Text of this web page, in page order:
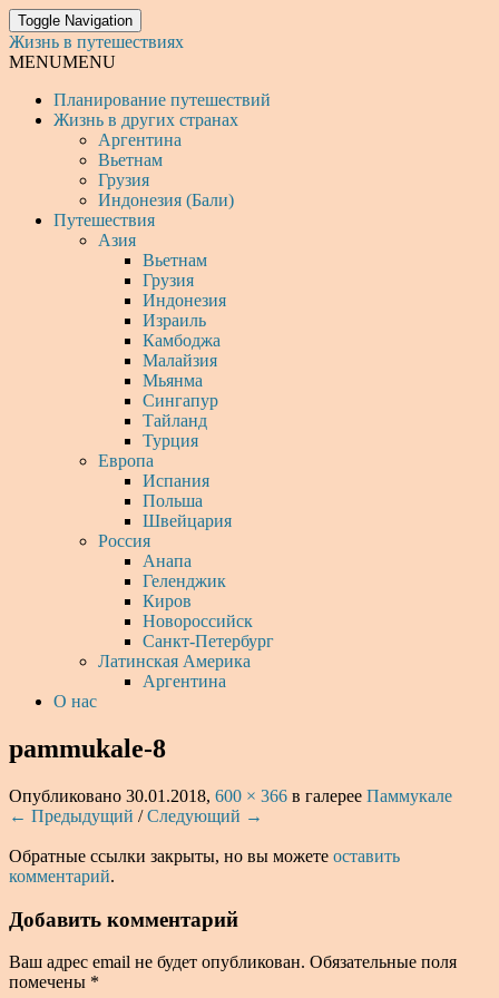
Toggle Navigation
Жизнь в путешествиях
MENUMENU
Планирование путешествий
Жизнь в других странах
Аргентина
Вьетнам
Грузия
Индонезия (Бали)
Путешествия
Азия
Вьетнам
Грузия
Индонезия
Израиль
Камбоджа
Малайзия
Мьянма
Сингапур
Тайланд
Турция
Европа
Испания
Польша
Швейцария
Россия
Анапа
Геленджик
Киров
Новороссийск
Санкт-Петербург
Латинская Америка
Аргентина
О нас
pammukale-8
Опубликовано 30.01.2018, 600 × 366 в галерее Паммукале
← Предыдущий /Следующий →
Обратные ссылки закрыты, но вы можете оставить
комментарий.
Добавить комментарий
Ваш адрес email не будет опубликован. Обязательные поля
помечены *